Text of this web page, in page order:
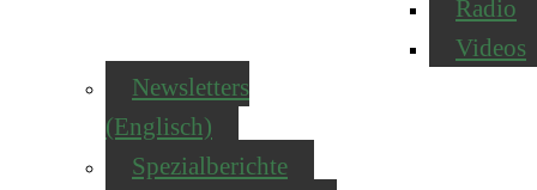
Radio
Videos
Newsletters
(Englisch)
Spezialberichte